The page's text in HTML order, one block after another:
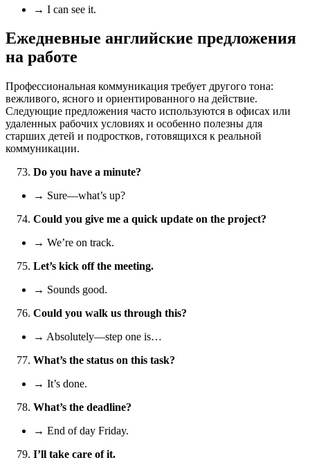
→ I can see it.
Ежедневные английские предложения
на работе
Профессиональная коммуникация требует другого тона:
вежливого, ясного и ориентированного на действие.
Следующие предложения часто используются в офисах или
удаленных рабочих условиях и особенно полезны для
старших детей и подростков, готовящихся к реальной
коммуникации.
Do you have a minute?
→ Sure—what’s up?
Could you give me a quick update on the project?
→ We’re on track.
Let’s kick off the meeting.
→ Sounds good.
Could you walk us through this?
→ Absolutely—step one is…
What’s the status on this task?
→ It’s done.
What’s the deadline?
→ End of day Friday.
I’ll take care of it.